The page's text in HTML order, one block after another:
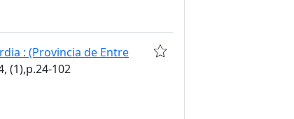
: (Provincia de Entre
(1),p.24-102